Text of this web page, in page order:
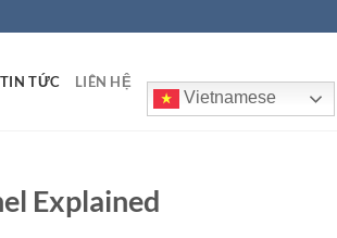
TIN TỨC LIÊN HỆ
Vietnamese
Explained